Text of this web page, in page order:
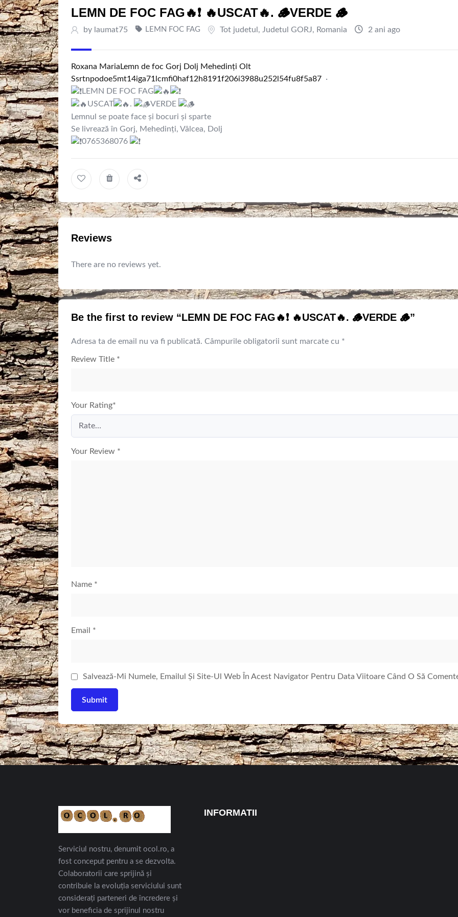
LEMN DE FOC FAG🔥❗ 🔥USCAT🔥. 🪵VERDE 🪵
by laumat75 LEMN FOC FAG Tot judetul , Judetul GORJ, Romania 2 ani ago
Roxana Maria Lemn de foc Gorj Dolj Mehedinți Olt
Ssrtnpodoe5mt1 4iga71 cmf0haf1 2h81 91 f206i3988u252 54fu8f5a87 ·
LEMN DE FOC FAG
USCAT
.
VERDE
Lemnul se poate face și bocuri și sparte
Se livrează în Gorj, Mehedinți, Vâlcea, Dolj
0765368076
Reviews
There are no reviews yet.
Be the first to review “LEMN DE FOC FAG🔥❗ 🔥USCAT🔥. 🪵VERDE 🪵”
Adresa ta de email nu va fi publicată. Câmpurile obligatorii sunt marcate cu *
Review Title *
Your Rating*
Your Review *
Name *
Email *
Salvează-Mi Numele, Emailul Și Site-Ul Web În Acest Navigator Pentru Data Viitoare Când O Să
Serviciul nostru, denumit ocol.ro, a
fost conceput pentru a se dezvolta.
Colaboratorii care sprijină și
contribuie la evoluția serviciului sunt
considerați parteneri de încredere și
vor beneficia de sprijinul nostru
INFORMATII